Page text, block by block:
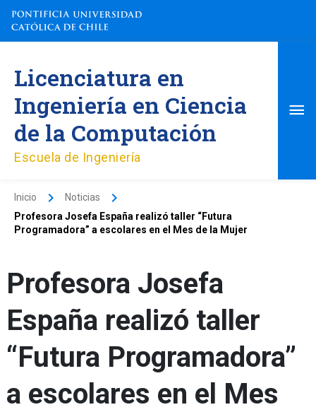
contenido
Licenciatura en
Ingeniería en Ciencia
de la Computación
Escuela de Ingeniería
Inicio
Noticias
Profesora Josefa España realizó taller “Futura
Programadora” a escolares en el Mes de la Mujer
Profesora Josefa
España realizó taller
“Futura Programadora”
a escolares en el Mes